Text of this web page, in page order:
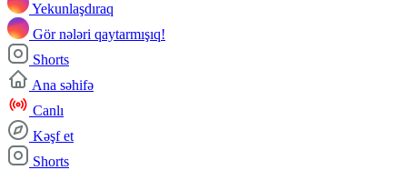
Yekunlaşdıraq
Gör nələri qaytarmışıq!
Shorts
Ana səhifə
Canlı
Kəşf et
Shorts